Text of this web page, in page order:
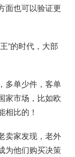
面也可以验证更
”的时代，大部
多单少件，客单
家市场，比如欧
相比的！
卖家发现，老外
为他们购买决策